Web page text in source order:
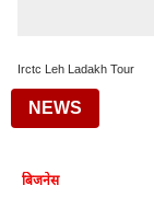
Irctc Leh Ladakh Tour
NEWS
बिजनेस